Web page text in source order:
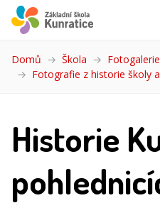
Domů Škola
Fotogalerie
Fotografie z historie školy
Historie